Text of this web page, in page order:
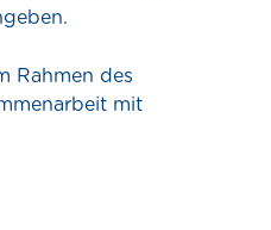
Rahmen des
mit